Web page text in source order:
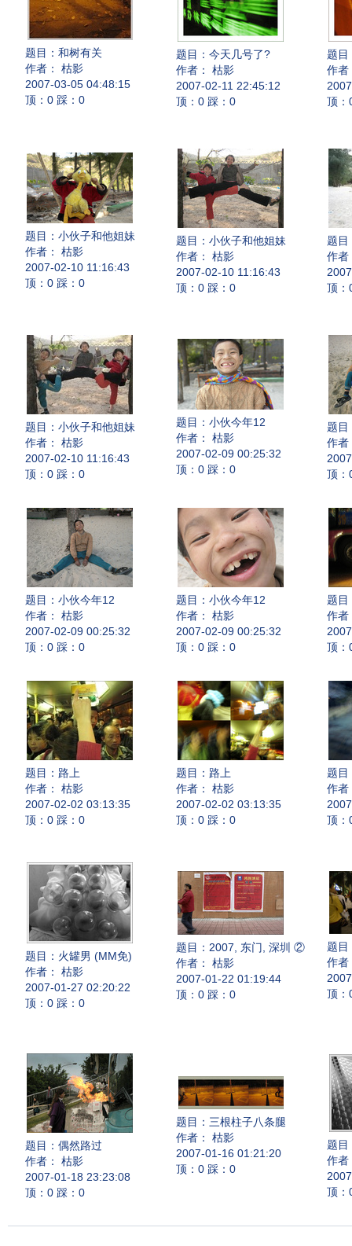
题目： 和树有关
作者： 枯影
2007-03-05 04:48:15
顶：0 踩：0
题目： 今天几号了?
作者： 枯影
2007-02-11 22:45:12
顶：0 踩：0
题目
作者
顶：
题目： 小伙子和他姐妹
作者： 枯影
2007-02-10 11:16:43
顶：0 踩：0
题目： 小伙子和他姐妹
作者： 枯影
2007-02-10 11:16:43
顶：0 踩：0
题目
作者
顶：
题目： 小伙子和他姐妹
作者： 枯影
2007-02-10 11:16:43
顶：0 踩：0
题目： 小伙今年12
作者： 枯影
2007-02-09 00:25:32
顶：0 踩：0
题目
作者
顶：
题目： 小伙今年12
作者： 枯影
2007-02-09 00:25:32
顶：0 踩：0
题目： 小伙今年12
作者： 枯影
2007-02-09 00:25:32
顶：0 踩：0
题目
作者
顶：
题目： 路上
作者： 枯影
2007-02-02 03:13:35
顶：0 踩：0
题目： 路上
作者： 枯影
2007-02-02 03:13:35
顶：0 踩：0
题目
作者
顶：
题目： 火罐男 (MM免)
作者： 枯影
2007-01-27 02:20:22
顶：0 踩：0
题目： 2007, 东门, 深圳 ②
作者： 枯影
2007-01-22 01:19:44
顶：0 踩：0
题目
作者
顶：
题目： 偶然路过
作者： 枯影
2007-01-18 23:23:08
顶：0 踩：0
题目： 三根柱子八条腿
作者： 枯影
2007-01-16 01:21:20
顶：0 踩：0
题目
作者
顶：